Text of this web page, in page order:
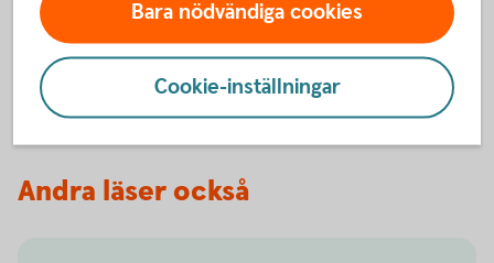
God och ettGottNytt
Andra läser också
Bara nödvändiga cookies
Cookie-inställningar